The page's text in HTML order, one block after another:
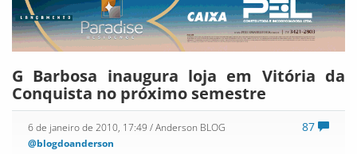
G Barbosa inaugura loja em Vitória da
Conquista no próximo semestre
87
6 de janeiro de 2010, 17:49 / Anderson BLOG
@blogdoanderson